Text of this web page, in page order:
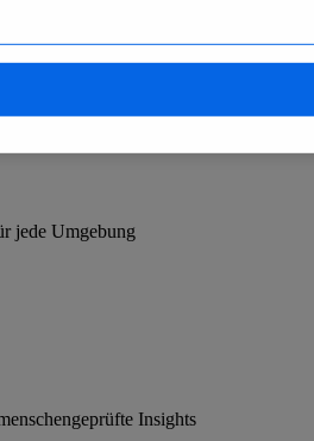
und -prognosen
jede Umgebung
Insights